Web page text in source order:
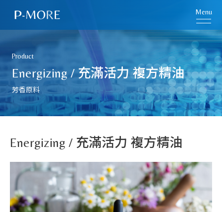
Menu
Product
Energizing / 充滿活力 複方精油
芳香原料
Energizing / 充滿活力 複方精油